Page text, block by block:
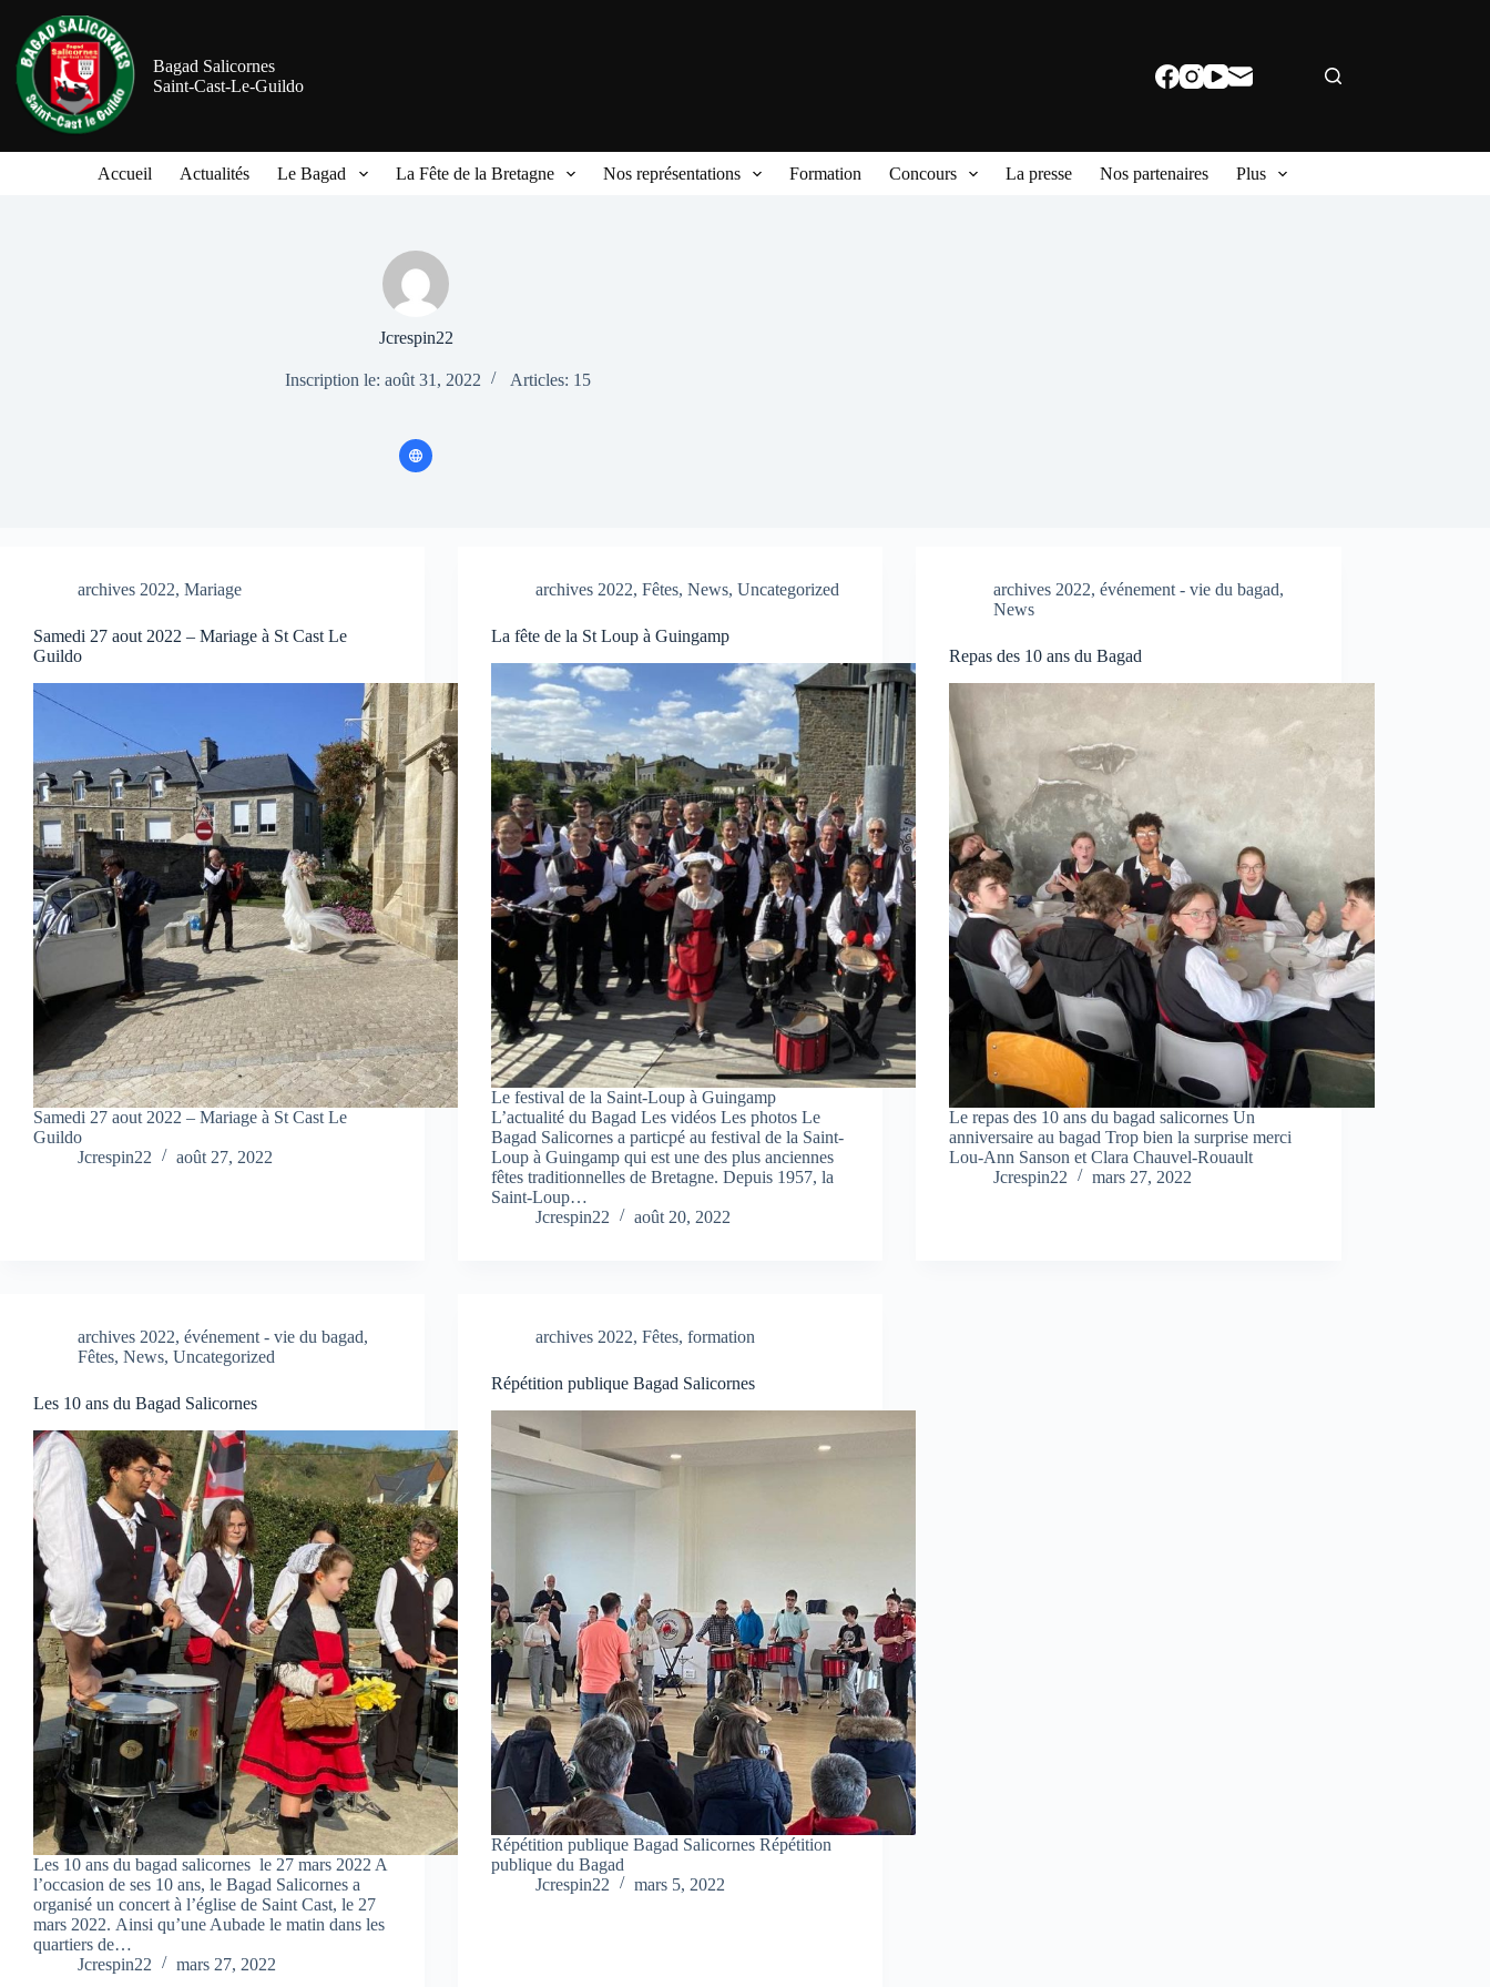
Bagad Salicornes
Saint-Cast-Le-Guildo
Accueil Actualités Le Bagad La Fête de la Bretagne Nos représentations Formation Concours La presse Nos partenaires Plus
Jcrespin22
Inscription le: août 31, 2022 Articles: 15
archives 2022, Mariage
Samedi 27 aout 2022 – Mariage à St Cast Le
Guildo
Samedi 27 aout 2022 – Mariage à St Cast Le
Guildo
Jcrespin22
août 27, 2022
archives 2022,Fêtes,News,Uncategorized
La fête de la St Loup à Guingamp
Le festival de la Saint-Loup à Guingamp
L’actualité du Bagad Les vidéos Les photos Le
Bagad Salicornes a particpé au festival de la Saint-
Loup à Guingamp qui est une des plus anciennes
fêtes traditionnelles de Bretagne. Depuis 1957, la
Saint-Loup…
Jcrespin22
août 20, 2022
archives 2022,événement - vie du bagad,
News
Repas des 10 ans du Bagad
Le repas des 10 ans du bagad salicornes Un
anniversaire au bagad Trop bien la surprise merci
Lou-Ann Sanson et Clara Chauvel-Rouault
Jcrespin22
mars 27, 2022
archives 2022, événement - vie du bagad,
Fêtes, News, Uncategorized
Les 10 ans du Bagad Salicornes
Les 10 ans du bagad salicornes le 27 mars 2022 A
l’occasion de ses 10 ans, le Bagad Salicornes a
organisé un concert à l’église de Saint Cast, le 27
mars 2022. Ainsi qu’une Aubade le matin dans les
quartiers de…
Jcrespin22
mars 27, 2022
archives 2022,Fêtes,formation
Répétition publique Bagad Salicornes
Répétition publique Bagad Salicornes Répétition
publique du Bagad
Jcrespin22
mars 5, 2022